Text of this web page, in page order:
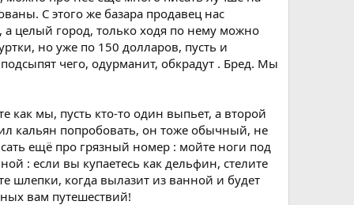
С этого же базара продавец нас
целый город, только ходя по нему можно
но уже по 150 долларов, пусть и
чего, одурманит, обкрадут . Бред. Мы
как мы, пусть кто-то один выпьет, а второй
кальян попробовать, он тоже обычный, не
ещё про грязный номер : мойте ноги под
: если вы купаетесь как дельфин, стелите
шлепки, когда вылазит из ванной и будет
вам путешествий!